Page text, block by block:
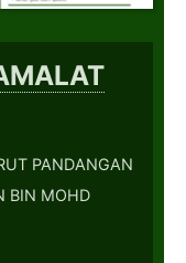
PANDANGAN
BIN MOHD